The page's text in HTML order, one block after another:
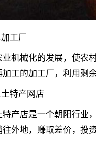
工厂
业机械化的发展，使农
加工的加工厂，利用剩
特产网店
特产店是一个朝阳行业
往外地，赚取差价，投